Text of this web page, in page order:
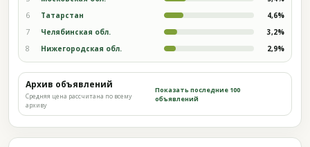
6 Татарстан 4,6%
7 Челябинская обл. 3,2%
8 Нижегородская обл. 2,9%
Архив объявлений
Средняя цена рассчитана по всему
архиву
Показать последние 100
объявлений